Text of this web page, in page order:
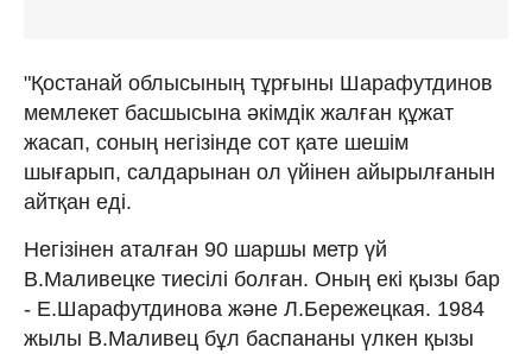
"Қостанай облысының тұрғыны Шарафутдинов
мемлекет басшысына әкімдік жалған құжат
жасап, соның негізінде сот қате шешім
шығарып, салдарынан ол үйінен айырылғанын
айтқан еді.
Негізінен аталған 90 шаршы метр үй
В.Маливецке тиесілі болған. Оның екі қызы бар
- Е.Шарафутдинова және Л.Бережецкая. 1984
жылы В.Маливец бұл баспананы үлкен қызы